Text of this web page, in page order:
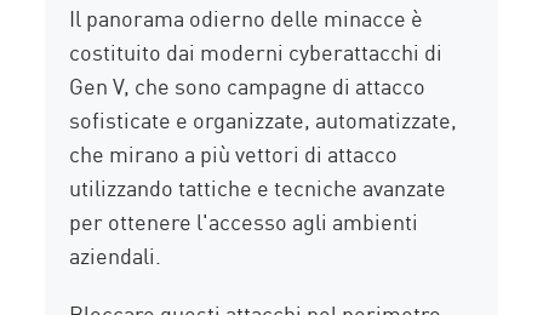
Il panorama odierno delle minacce è
costituito dai moderni cyberattacchi di
Gen V, che sono campagne di attacco
sofisticate e organizzate, automatizzate,
che mirano a più vettori di attacco
utilizzando tattiche e tecniche avanzate
per ottenere l'accesso agli ambienti
aziendali.